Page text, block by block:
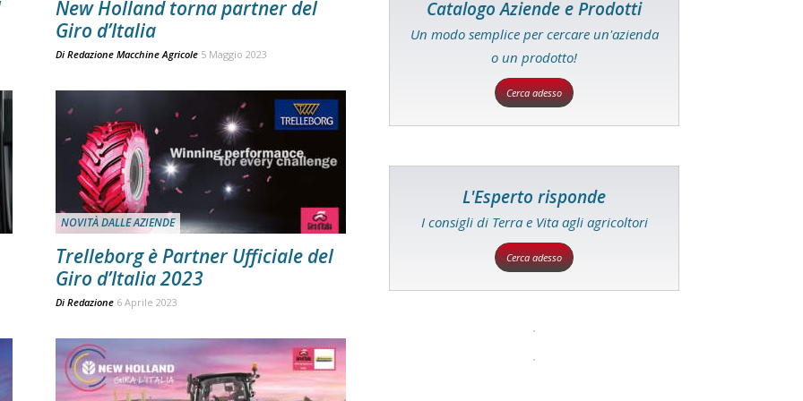
New Holland torna partner del
Giro d’Italia
Di Redazione Macchine Agricole 5 Maggio 2023
NOVITÀ DALLE AZIENDE
Trelleborg è Partner Ufficiale del
Giro d’Italia 2023
Di Redazione 6 Aprile 2023
Catalogo Aziende e Prodotti
Un modo semplice per cercare un'azienda
o un prodotto!
Cerca adesso
L'Esperto risponde
I consigli di Terra e Vita agli agricoltori
Cerca adesso